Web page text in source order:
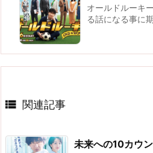
オールドルーキ
る話になる事に
 関連記事
未来への10カウ